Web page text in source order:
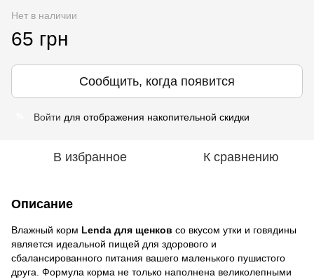
Нет в наличии
65 грн
Сообщить, когда появится
Войти для отображения накопительной скидки
В избранное К сравнению
Описание
Влажный корм Lenda для щенков со вкусом утки и говядины
является идеальной пищей для здорового и
сбалансированного питания вашего маленького пушистого
друга. Формула корма не только наполнена великолепными